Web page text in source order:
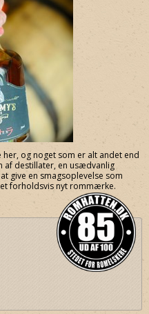
og noget som er alt andet end
af destillater, en usædvanlig
give en smagsoplevelse som
forholdsvis nyt rommærke.